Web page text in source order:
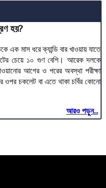
হয়?
এক মাস ধরে ক্যান্ডি বার খাওয়ায় যাতে
চেয়ে ১০ গুণ বেশি। আরেক দলকে
আগের ও পরের অবস্থা পরীক্ষা
ওপর চকলেট বা এতে থাকা চর্বির কোনো
আরও পড়ুন...